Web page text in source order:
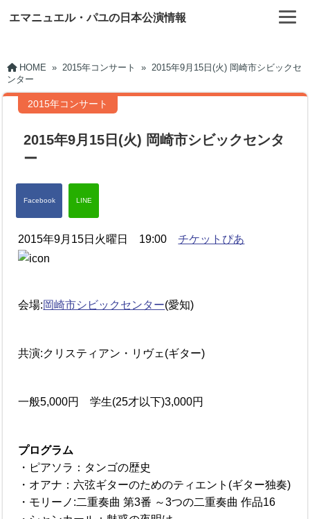
エマニュエル・パユの日本公演情報
HOME » 2015年コンサート » 2015年9月15日(火) 岡崎市シビックセ
ンター
2015年コンサート
2015年9月15日(火) 岡崎市シビックセンタ
ー
2015年9月15日火曜日 19:00チケットぴあ
会場:岡崎市シビックセンター(愛知)
共演:クリスティアン・リヴェ(ギター)
一般5,000円 学生(25才以下)3,000円
プログラム
・ピアソラ：タンゴの歴史
・オアナ：六弦ギターのためのティエント(ギター独奏)
・モリーノ:二重奏曲 第3番 ～3つの二重奏曲 作品16